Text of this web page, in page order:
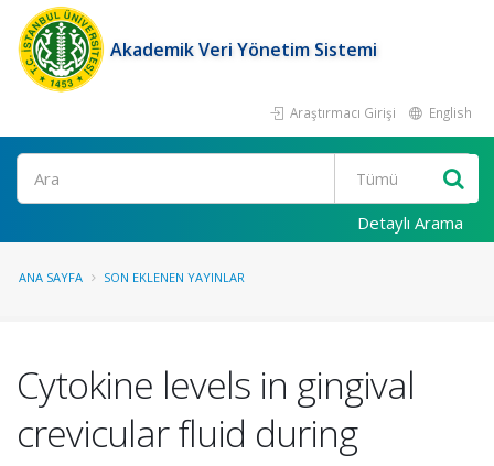
Akademik Veri Yönetim Sistemi
Araştırmacı Girişi English
Ara
Detaylı Arama
ANA SAYFA SON EKLENEN YAYINLAR
Cytokine levels in gingival
crevicular fluid during